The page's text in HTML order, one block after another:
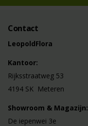
Contact
LeopoldFlora
Kantoor:
Rijksstraatweg 53
4194 SK Meteren
Showroom & Magazijn:
De iepenwei 3e